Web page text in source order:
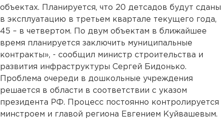
объектах. Планируется, что 20 детсадов будут сданы
в эксплуатацию в третьем квартале текущего года,
45 – в четвертом. По двум объектам в ближайшее
время планируется заключить муниципальные
контракты», - сообщил министр строительства и
развития инфраструктуры Сергей Бидонько.
Проблема очереди в дошкольные учреждения
решается в области в соответствии с указом
президента РФ. Процесс постоянно контролируется
минстроем и главой региона Евгением Куйвашевым.